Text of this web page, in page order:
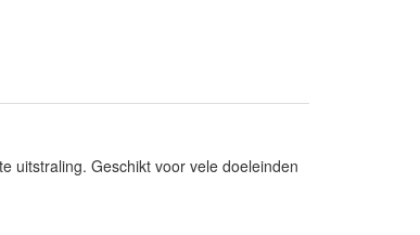
uitstraling. Geschikt voor vele doeleinden